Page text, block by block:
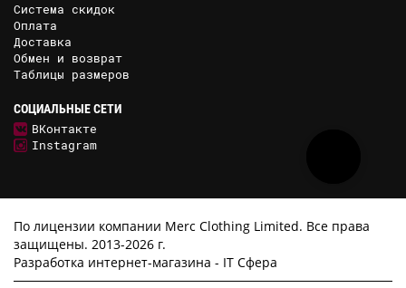
Система скидок
Оплата
Доставка
Обмен и возврат
Таблицы размеров
СОЦИАЛЬНЫЕ СЕТИ
ВКонтакте
Instagram
По лицензии компании Merc Clothing Limited. Все права
защищены. 2013-2026 г.
Разработка интернет-магазина - IT Сфера